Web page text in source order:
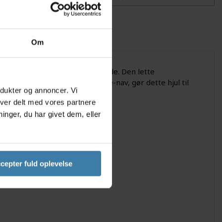
Om
og annoncer. Vi
delt med vores partnere
du har givet dem, eller
fuld oplevelse
hurtigt og bygget til at holde. Den lette
fælg og bombesikre M-pulse-nav, gør dette hjul til
egerbund
lynhurtig kraftoverførsel